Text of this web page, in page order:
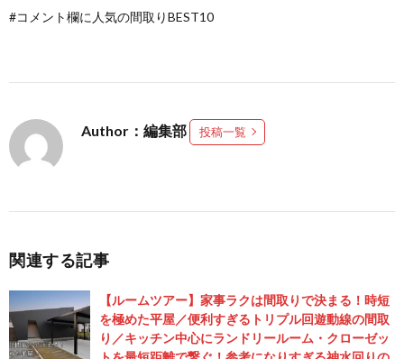
#コメント欄に人気の間取りBEST10
Author：編集部 投稿一覧
関連する記事
【ルームツアー】家事ラクは間取りで決まる！時短
を極めた平屋／便利すぎるトリプル回遊動線の間取
り／キッチン中心にランドリールーム・クローゼッ